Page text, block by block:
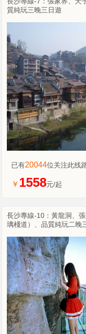
質純玩三晚三日遊
已有20044位关注此线
￥ 1558元/起
長沙專線-10：黃龍洞、
璃棧道）、品質純玩二晚